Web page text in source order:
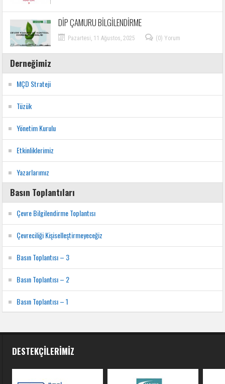
DİP ÇAMURU BİLGİLENDİRME
Pazartesi, 11 Ağustos, 2025 (0) Yorum
Derneğimiz
MÇD Strateji
Tüzük
Yönetim Kurulu
Etkinliklerimiz
Yazarlarımız
Basın Toplantıları
Çevre Bilgilendirme Toplantısı
Çevreciliği Kişiselleştirmeyeceğiz
Basın Toplantısı – 3
Basın Toplantısı – 2
Basın Toplantısı – 1
DESTEKÇILERIMIZ